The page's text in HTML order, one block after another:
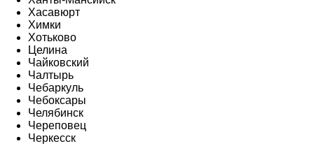
Хасавюрт
Химки
Хотьково
Целина
Чайковский
Чалтырь
Чебаркуль
Чебоксары
Челябинск
Череповец
Черкесск